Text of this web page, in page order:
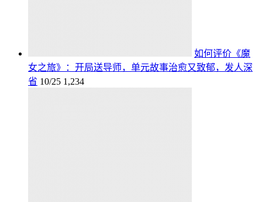
如何评价《魔
女之旅》：开局送导师，单元故事治愈又致郁，发人深
省 10/25 1,234